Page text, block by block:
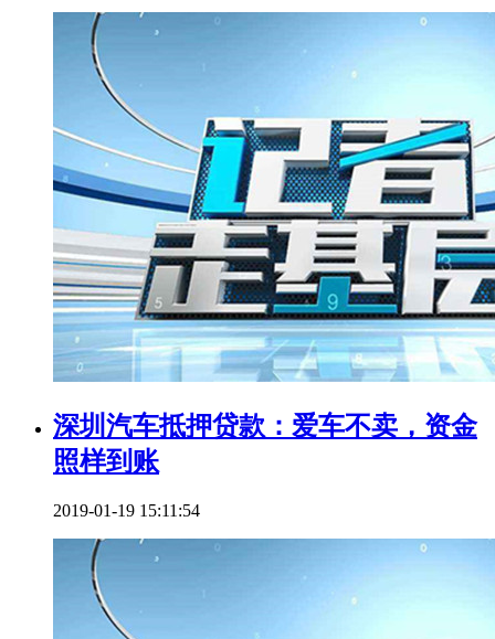
深圳汽车抵押贷款：爱车不卖，资金
照样到账
2019-01-19 15:11:54